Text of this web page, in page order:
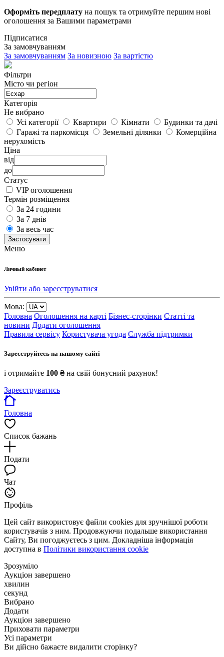
Оформіть передплату на пошук та отримуйте першим нові
оголошення за Вашими параметрами
Підписатися
За замовчуванням
За замовчуванням За новизною За вартістю
Фільтри
Місто чи регіон
Категорія
Не вибрано
Усі категорії
Квартири Кімнати
Будинки та дачі
Гаражі та паркомісця
Земельні ділянки
Комерційна
нерухомість
Ціна
від
до
Статус
VIP оголошення
Термін розміщення
За 24 години
За 7 днів
За весь час
Застосувати
Меню
Личный кабинет
Увійти або зареєструватися
Мова:
Головна Оголошення на карті Бізнес-сторінки Статті та
новини Додати оголошення
Правила сервісу Користувача угода Служба підтримки
Зареєструйтесь на нашому сайті
і отримайте 100 ₴ на свій бонусний рахунок!
Зареєструватись
Головна
Список бажань
Подати
Чат
Профіль
Цей сайт використовує файли cookies для зручнішої роботи
користувачів з ним. Продовжуючи подальше використання
Сайту, Ви погоджуєтесь з цим. Докладніша інформація
доступна в Політики використання cookie
Зрозуміло
Аукціон завершено
хвилин
секунд
Вибрано
Додати
Аукціон завершено
Приховати параметри
Усі параметри
Ви дійсно бажаєте видалити сторінку?